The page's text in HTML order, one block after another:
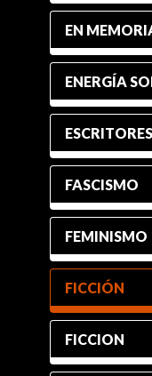
EN
ENERGÍA
ESCRITORES
FASCISMO
FEMINISMO
FICCIÓN
FICCION